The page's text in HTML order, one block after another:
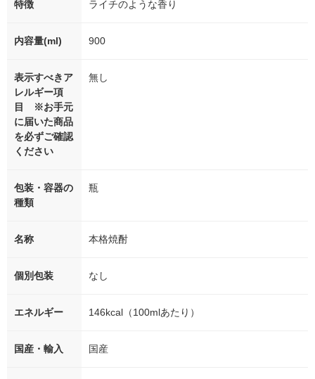
特徴 ライチのような香り
内容量(ml) 900
表示すべきア
レルギー項
目 ※お手元
に届いた商品
を必ずご確認
ください
無し
包装・容器の
種類
瓶
名称 本格焼酎
個別包装 なし
エネルギー 146kcal（100mlあたり）
国産・輸入 国産